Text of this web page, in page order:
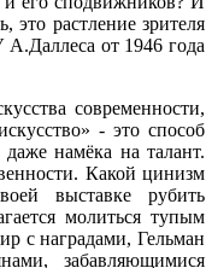
растление зрителя
от 1946 года
современности,
- это способ
намёка на талант.
Какой цинизм
выставке рубить
молиться тупым
с наградами, Гельман
забавляющимися